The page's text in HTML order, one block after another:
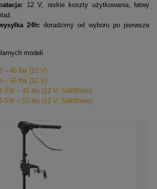
12 V, niskie koszty użytkowania, łatwy
24h: doradzimy od wyboru po pierwsze
modeli
– 45 lbs (12 V)
– 55 lbs (12 V)
SW – 45 lbs (12 V, SaltWater)
SW – 55 lbs (12 V, SaltWater)